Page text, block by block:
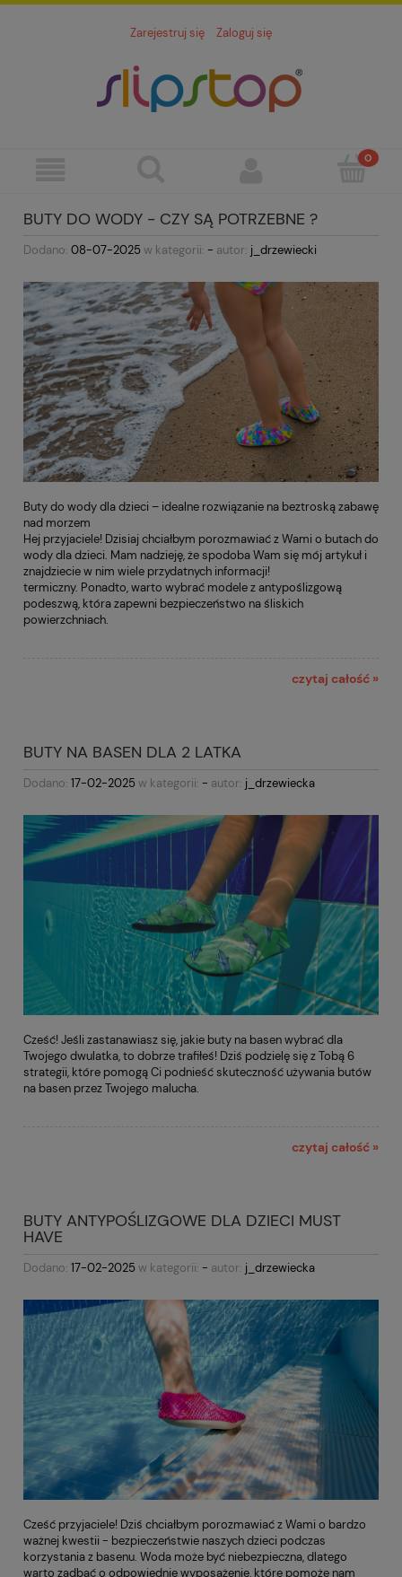
Zarejestruj się Zaloguj się
BUTY DO WODY - CZY SĄ POTRZEBNE ?
Dodano: 08-07-2025w kategorii: - autor: j_drzewiecki
Buty do wody dla dzieci – idealne rozwiązanie na beztroską zabawę
nad morzem
Hej przyjaciele! Dzisiaj chciałbym porozmawiać z Wami o butach do
wody dla dzieci. Mam nadzieję, że spodoba Wam się mój artykuł i
znajdziecie w nim wiele przydatnych informacji!
termiczny. Ponadto, warto wybrać modele z antypoślizgową
podeszwą, która zapewni bezpieczeństwo na śliskich
powierzchniach.
czytaj całość »
BUTY NA BASEN DLA 2 LATKA
Dodano: 17-02-2025w kategorii: - autor: j_drzewiecka
Cześć! Jeśli zastanawiasz się, jakie buty na basen wybrać dla
Twojego dwulatka, to dobrze trafiłeś! Dziś podzielę się z Tobą 6
strategii, które pomogą Ci podnieść skuteczność używania butów
na basen przez Twojego malucha.
czytaj całość »
BUTY ANTYPOŚLIZGOWE DLA DZIECI MUST
HAVE
Dodano: 17-02-2025w kategorii: - autor: j_drzewiecka
Cześć przyjaciele! Dziś chciałbym porozmawiać z Wami o bardzo
ważnej kwestii - bezpieczeństwie naszych dzieci podczas
korzystania z basenu. Woda może być niebezpieczna, dlatego
warto zadbać o odpowiednie wyposażenie, które pomoże nam